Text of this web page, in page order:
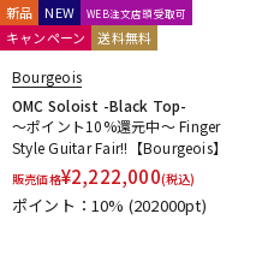
中古
新品 NEW WEB注文店頭受取可
キャンペーン 送料無料
Bourgeois
OMC Soloist -Black Top-
～ポイント10%還元中～ Finger
Style Guitar Fair!!【Bourgeois】
販売価格¥2,222,000(税込)
ポイント：10% (202000pt)